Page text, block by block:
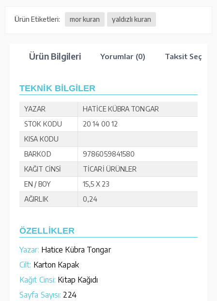
Ürün Etiketleri: mor kuran yaldızlı kuran
Ürün Bilgileri Yorumlar (0) Taksit
TEKNİK BİLGİLER
YAZAR
HATİCE KÜBRA TONGAR
STOK KODU
20 14 00 12
KISA KODU
BARKOD
9786059841580
KAĞIT CİNSİ
TİCARİ ÜRÜNLER
EN / BOY
15,5 X 23
AĞIRLIK
0,24
ÖZELLİKLER
Yazar: Hatice Kübra Tongar
Cilt: Karton Kapak
Kağıt Cinsi: Kitap Kağıdı
Sayfa Sayısı: 224